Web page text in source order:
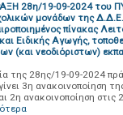
28η/19-09-2024 του
μονάδων της
πίνακας
Ειδικής Αγωγής,
(και νεοδιόριστων)
της 28ης/19-09-2024
γίνει 3η ανακοινοποίηση
2η ανακοινοποίηση